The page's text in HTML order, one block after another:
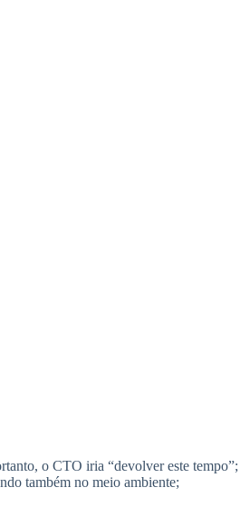
o CTO iria “devolver este tempo”;
também no meio ambiente;